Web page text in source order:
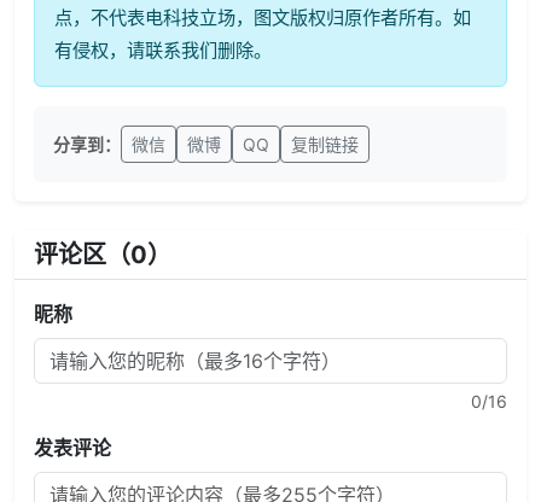
点，不代表电科技立场，图文版权归原作者所有。如
有侵权，请联系我们删除。
分享到： 微信 微博 QQ 复制链接
评论区（0）
昵称
0/16
发表评论